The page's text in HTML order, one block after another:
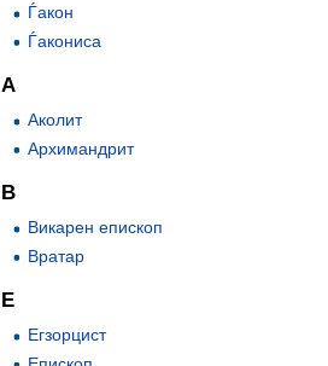
Ѓакон
Ѓакониса
А
Аколит
Архимандрит
В
Викарен епископ
Вратар
Е
Егзорцист